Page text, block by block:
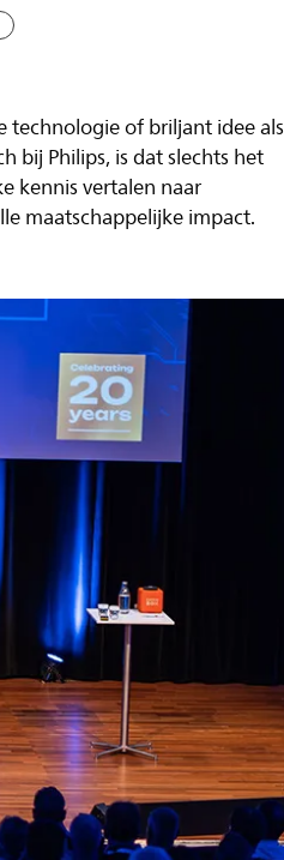
technologie of briljant idee als
bij Philips, is dat slechts het
kennis vertalen naar
maatschappelijke impact.